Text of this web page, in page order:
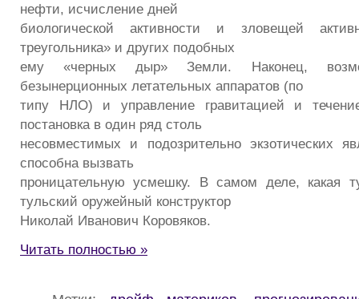
нефти, исчисление дней
биологической активности и зловещей
треугольника» и других подобных
ему «черных дыр» Земли. Наконец,
безынерционных летательных аппаратов (по
типу НЛО) и управление гравитацией и
постановка в один ряд столь
несовместимых и подозрительно экзотических
способна вызвать
проницательную усмешку. В самом деле, какая
тульский оружейный конструктор
Николай Иванович Коровяков.
Читать полностью »